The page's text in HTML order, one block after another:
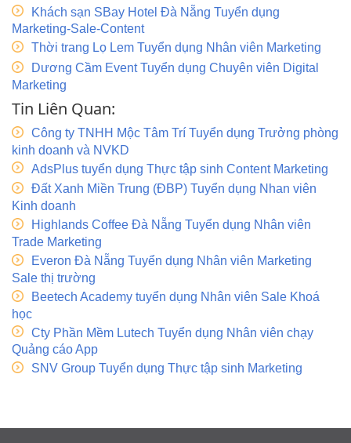
Khách sạn SBay Hotel Đà Nẵng Tuyển dụng
Marketing-Sale-Content
Thời trang Lọ Lem Tuyển dụng Nhân viên Marketing
Dương Cầm Event Tuyển dụng Chuyên viên Digital
Marketing
Tin Liên Quan:
Công ty TNHH Mộc Tâm Trí Tuyển dụng Trưởng phòng
kinh doanh và NVKD
AdsPlus tuyển dụng Thực tập sinh Content Marketing
Đất Xanh Miền Trung (ĐBP) Tuyển dụng Nhan viên
Kinh doanh
Highlands Coffee Đà Nẵng Tuyển dụng Nhân viên
Trade Marketing
Everon Đà Nẵng Tuyển dụng Nhân viên Marketing
Sale thị trường
Beetech Academy tuyển dụng Nhân viên Sale Khoá
học
Cty Phần Mềm Lutech Tuyển dụng Nhân viên chạy
Quảng cáo App
SNV Group Tuyển dụng Thực tập sinh Marketing